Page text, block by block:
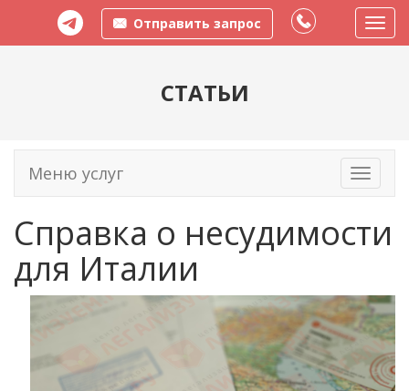
Отправить запрос
меню
СТАТЬИ
Toggle
Меню услуг
Справка о несудимости
для Италии